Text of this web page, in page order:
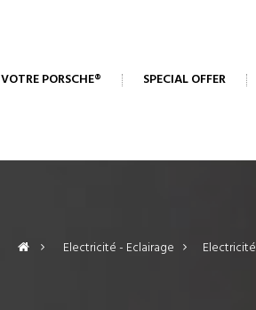
VOTRE PORSCHE® SPECIAL OFFER
> Electricité - Eclairage > Electricité